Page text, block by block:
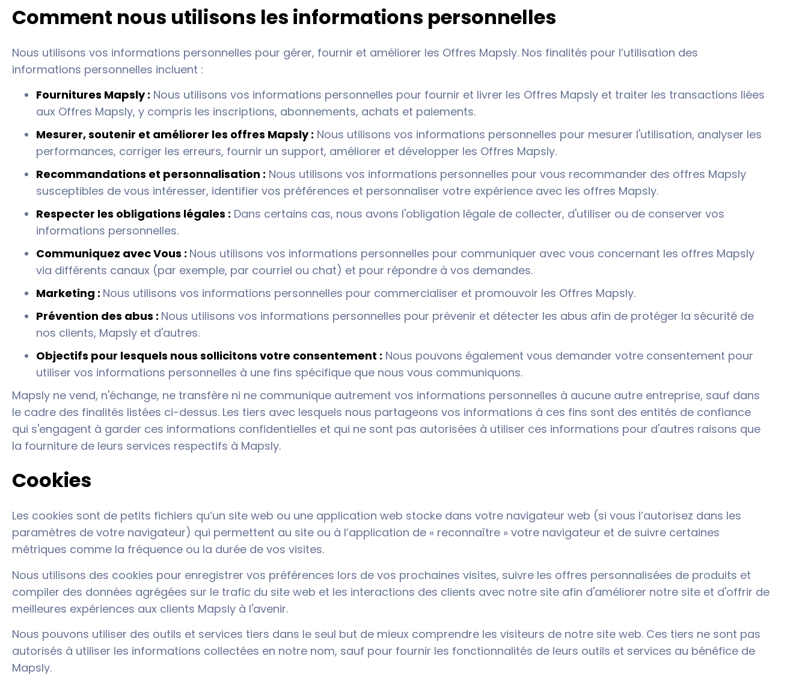
Comment nous utilisons les informations personnelles
Nous utilisons vos informations personnelles pour gérer, fournir et améliorer les Offres Mapsly. Nos finalités pour l’utilisation des
informations personnelles incluent :
Fournitures Mapsly : Nous utilisons vos informations personnelles pour fournir et livrer les Offres Mapsly et traiter les transactions liées
aux Offres Mapsly, y compris les inscriptions, abonnements, achats et paiements.
Mesurer, soutenir et améliorer les offres Mapsly : Nous utilisons vos informations personnelles pour mesurer l'utilisation, analyser les
performances, corriger les erreurs, fournir un support, améliorer et développer les Offres Mapsly.
Recommandations et personnalisation : Nous utilisons vos informations personnelles pour vous recommander des offres Mapsly
susceptibles de vous intéresser, identifier vos préférences et personnaliser votre expérience avec les offres Mapsly.
Respecter les obligations légales : Dans certains cas, nous avons l'obligation légale de collecter, d'utiliser ou de conserver vos
informations personnelles.
Communiquez avec Vous : Nous utilisons vos informations personnelles pour communiquer avec vous concernant les offres Mapsly
via différents canaux (par exemple, par courriel ou chat) et pour répondre à vos demandes.
Marketing : Nous utilisons vos informations personnelles pour commercialiser et promouvoir les Offres Mapsly.
Prévention des abus : Nous utilisons vos informations personnelles pour prévenir et détecter les abus afin de protéger la sécurité de
nos clients, Mapsly et d'autres.
Objectifs pour lesquels nous sollicitons votre consentement : Nous pouvons également vous demander votre consentement pour
utiliser vos informations personnelles à une fins spécifique que nous vous communiquons.
Mapsly ne vend, n'échange, ne transfère ni ne communique autrement vos informations personnelles à aucune autre entreprise, sauf dans
le cadre des finalités listées ci-dessus. Les tiers avec lesquels nous partageons vos informations à ces fins sont des entités de confiance
qui s'engagent à garder ces informations confidentielles et qui ne sont pas autorisées à utiliser ces informations pour d'autres raisons que
la fourniture de leurs services respectifs à Mapsly.
Cookies
Les cookies sont de petits fichiers qu’un site web ou une application web stocke dans votre navigateur web (si vous l’autorisez dans les
paramètres de votre navigateur) qui permettent au site ou à l’application de « reconnaître » votre navigateur et de suivre certaines
métriques comme la fréquence ou la durée de vos visites.
Nous utilisons des cookies pour enregistrer vos préférences lors de vos prochaines visites, suivre les offres personnalisées de produits et
compiler des données agrégées sur le trafic du site web et les interactions des clients avec notre site afin d'améliorer notre site et d'offrir de
meilleures expériences aux clients Mapsly à l'avenir.
Nous pouvons utiliser des outils et services tiers dans le seul but de mieux comprendre les visiteurs de notre site web. Ces tiers ne sont pas
autorisés à utiliser les informations collectées en notre nom, sauf pour fournir les fonctionnalités de leurs outils et services au bénéfice de
Mapsly.